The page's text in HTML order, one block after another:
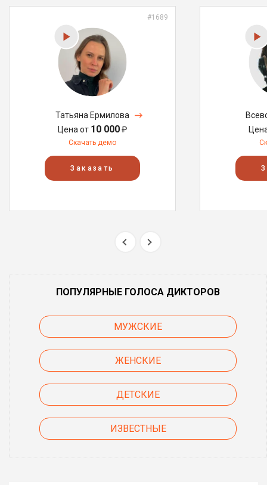
#1689
Татьяна Ермилова
Цена от 10 000₽
Скачать демо
Заказать
ПОПУЛЯРНЫЕ ГОЛОСА ДИКТОРОВ
МУЖСКИЕ
ЖЕНСКИЕ
ДЕТСКИЕ
ИЗВЕСТНЫЕ